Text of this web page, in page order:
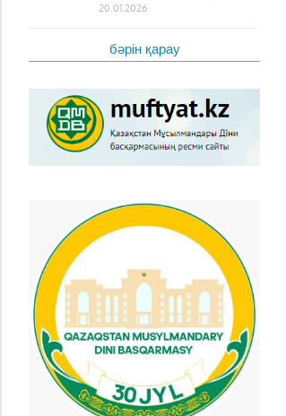
20.01.2026
бәрін қарау